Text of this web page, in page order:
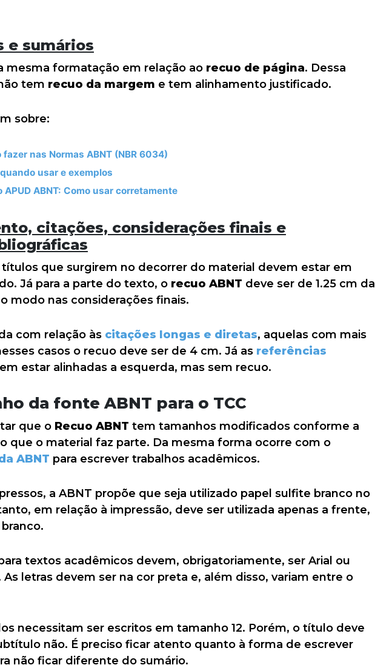
e sumários
mesma formatação em relação ao recuo de página. Dessa
tem recuo da margem e tem alinhamento justificado.
sobre:
fazer nas Normas ABNT (NBR 6034)
usar e exemplos
ABNT: Como usar corretamente
citações, considerações finais e
títulos que surgirem no decorrer do material devem estar em
Já para a parte do texto, o recuo ABNT deve ser de 1.25 cm da
modo nas considerações finais.
com relação às citações longas e diretas, aquelas com mais
casos o recuo deve ser de 4 cm. Já as referências
estar alinhadas a esquerda, mas sem recuo.
da fonte ABNT para o TCC
que o Recuo ABNT tem tamanhos modificados conforme a
que o material faz parte. Da mesma forma ocorre com o
ABNT para escrever trabalhos acadêmicos.
a ABNT propõe que seja utilizado papel sulfite branco no
em relação à impressão, deve ser utilizada apenas a frente,
textos acadêmicos devem, obrigatoriamente, ser Arial ou
letras devem ser na cor preta e, além disso, variam entre o
necessitam ser escritos em tamanho 12. Porém, o título deve
não. É preciso ficar atento quanto à forma de escrever
não ficar diferente do sumário.